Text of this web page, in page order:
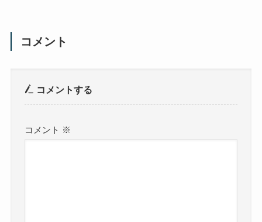
コメント
コメントする
コメント ※